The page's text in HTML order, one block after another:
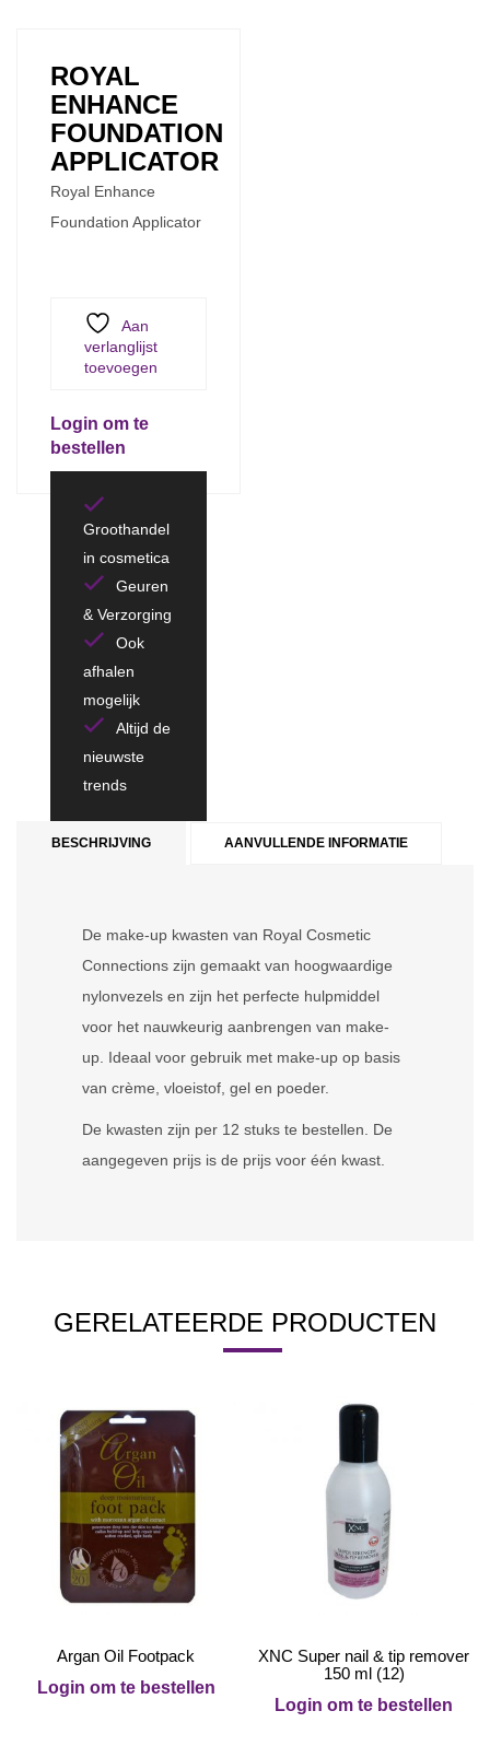
ROYAL
ENHANCE
FOUNDATION
APPLICATOR
Royal Enhance
Foundation Applicator
Aan
verlanglijst
toevoegen
Login om te
bestellen
Groothandel
in cosmetica
Geuren
& Verzorging
Ook
afhalen
mogelijk
Altijd de
nieuwste
trends
BESCHRIJVING AANVULLENDE INFORMATIE
De make-up kwasten van Royal Cosmetic
Connections zijn gemaakt van hoogwaardige
nylonvezels en zijn het perfecte hulpmiddel
voor het nauwkeurig aanbrengen van make-
up. Ideaal voor gebruik met make-up op basis
van crème, vloeistof, gel en poeder.
De kwasten zijn per 12 stuks te bestellen. De
aangegeven prijs is de prijs voor één kwast.
GERELATEERDE PRODUCTEN
Argan Oil Footpack
Login om te bestellen
XNC Super nail & tip remover
150 ml (12)
Login om te bestellen